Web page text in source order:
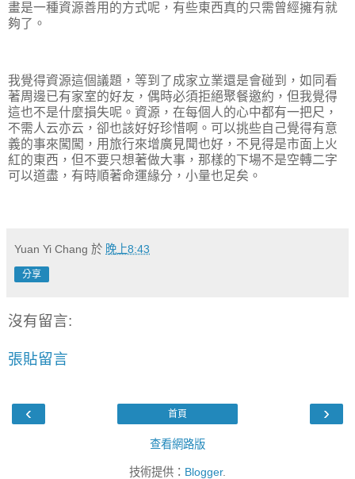
畫是一種資源善用的方式呢，有些東西真的只需曾經擁有就
夠了。
我覺得資源這個議題，等到了成家立業還是會碰到，如同看
著周邊已有家室的好友，偶時必須拒絕聚餐邀約，但我覺得
這也不是什麼損失呢。資源，在每個人的心中都有一把尺，
不需人云亦云，卻也該好好珍惜啊。可以挑些自己覺得有意
義的事來闖闖，用旅行來增廣見聞也好，不見得是市面上火
紅的東西，但不要只想著做大事，那樣的下場不是空轉二字
可以道盡，有時順著命運緣分，小量也足矣。
Yuan Yi Chang 於 晚上8:43
分享
沒有留言:
張貼留言
‹ ›
首頁
查看網路版
技術提供： Blogger.